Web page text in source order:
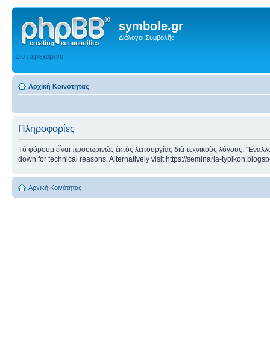
symbole.gr
Διάλογοι Συμβολῆς
Στο περιεχόμενο
Αρχική Κοινότητας
Πληροφορίες
Τὸ φόρουμ εἶναι προσωρινῶς ἐκτὸς λειτουργίας διὰ τεχνικοὺς λόγους.
down for technical reasons. Alternatively visit https://seminaria-
Αρχική Κοινότητας